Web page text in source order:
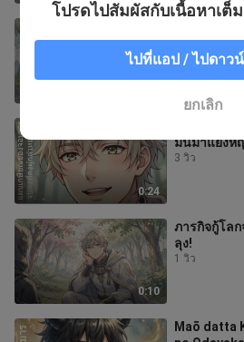
ชีวิตสโลว์ไ
หนาเป็นมา
3 วิว
0:24
ภารกิจกู้โล
มันมาแย่งห
3 วิว
0:10
ภารกิจกู้โล
ลุง!
1 วิว
Maō datta
โปรดไปสัมผัสกับเนื้อหาเต็
ไปที่แอป / ไปดาว
ยกเลิก